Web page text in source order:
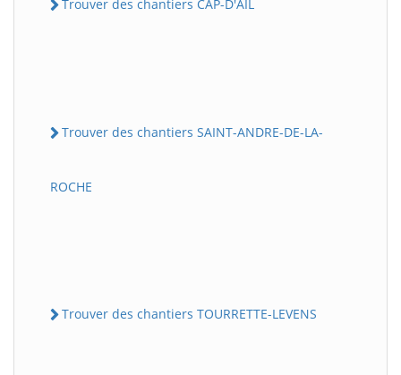
Trouver des chantiers CAP-D'AIL
Trouver des chantiers SAINT-ANDRE-DE-LA-
ROCHE
Trouver des chantiers TOURRETTE-LEVENS